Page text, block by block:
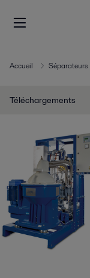
Accueil Séparateurs
Téléchargements